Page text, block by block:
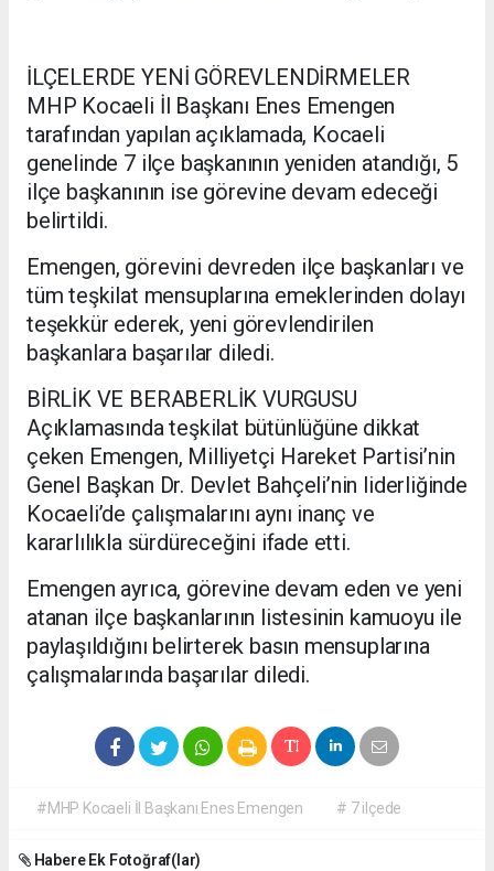
İLÇELERDE YENİ GÖREVLENDİRMELER
MHP Kocaeli İl Başkanı Enes Emengen
tarafından yapılan açıklamada, Kocaeli
genelinde 7 ilçe başkanının yeniden atandığı, 5
ilçe başkanının ise görevine devam edeceği
belirtildi.
Emengen, görevini devreden ilçe başkanları ve
tüm teşkilat mensuplarına emeklerinden dolayı
teşekkür ederek, yeni görevlendirilen
başkanlara başarılar diledi.
BİRLİK VE BERABERLİK VURGUSU
Açıklamasında teşkilat bütünlüğüne dikkat
çeken Emengen, Milliyetçi Hareket Partisi’nin
Genel Başkan Dr. Devlet Bahçeli’nin liderliğinde
Kocaeli’de çalışmalarını aynı inanç ve
kararlılıkla sürdüreceğini ifade etti.
Emengen ayrıca, görevine devam eden ve yeni
atanan ilçe başkanlarının listesinin kamuoyu ile
paylaşıldığını belirterek basın mensuplarına
çalışmalarında başarılar diledi.
#MHP Kocaeli İl Başkanı Enes Emengen # 7 ilçede
Habere Ek Fotoğraf(lar)